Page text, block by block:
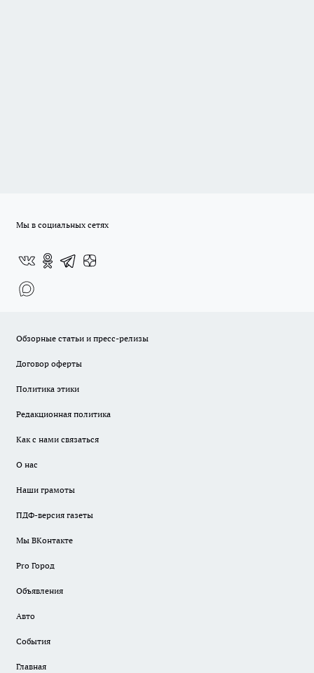
Мы в социальных сетях
Обзорные статьи и пресс-релизы
Договор оферты
Политика этики
Редакционная политика
Как с нами связаться
О нас
Наши грамоты
ПДФ-версия газеты
Мы ВКонтакте
Pro Город
Объявления
Авто
События
Главная